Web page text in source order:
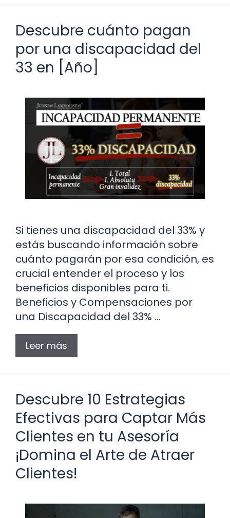
Descubre cuánto pagan
por una discapacidad del
33 en [Año]
Si tienes una discapacidad del 33% y
estás buscando información sobre
cuánto pagarán por esa condición, es
crucial entender el proceso y los
beneficios disponibles para ti.
Beneficios y Compensaciones por
una Discapacidad del 33% …
Leer más
Descubre 10 Estrategias
Efectivas para Captar Más
Clientes en tu Asesoría
¡Domina el Arte de Atraer
Clientes!